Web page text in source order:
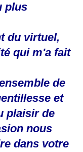
plus
du virtuel,
qui m'a fait
de
et
plaisir de
nous
dans votre